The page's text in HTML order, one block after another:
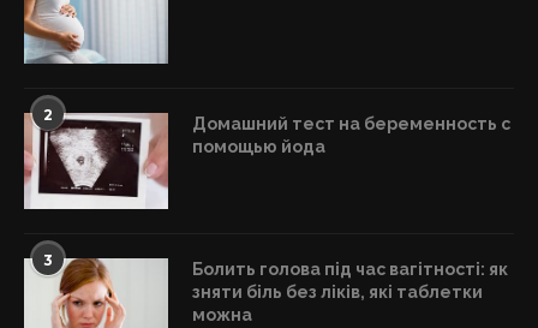
2
Домашний тест на беременность с
помощью йода
3
Болить голова під час вагітності: як
зняти біль без ліків, які таблетки
можна